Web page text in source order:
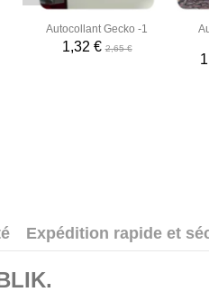
Autocollant Gecko -1
1,32 €2,65 €
Expédition rapide et
.